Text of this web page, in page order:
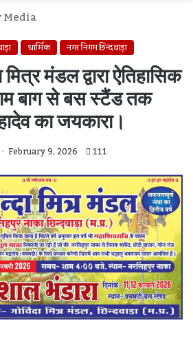
धार्मिक नगर निगम छिन्दवाड़ा
मित्र मंडल द्वारा ऐतिहासिक
बाग से बस स्टैंड तक
का जयकारा।
February 9, 2026 111